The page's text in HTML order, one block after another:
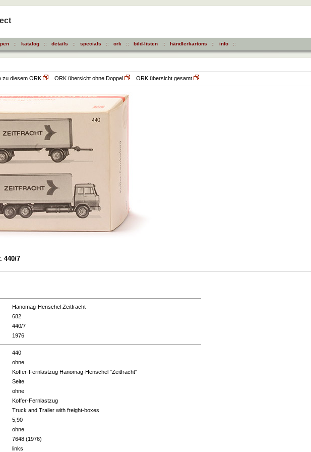
:: katalog :: details :: specials :: ork :: bild-listen :: händlerkartons :: info ::
diesem ORK ORK übersicht ohne Doppel ORK übersicht gesamt
440/7
Hanomag-Henschel Zeitfracht
682
440/7
1976
440
ohne
Koffer-Fernlastzug Hanomag-Henschel "Zeitfracht"
Seite
ohne
Koffer-Fernlastzug
Truck and Trailer with freight-boxes
5,90
ohne
7648 (1976)
links